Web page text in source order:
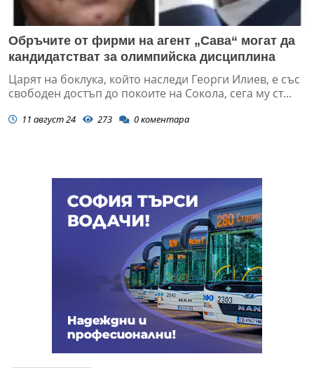
Обръчите от фирми на агент „Сава“ могат да
кандидатстват за олимпийска дисциплина
Царят на боклука, който наследи Георги Илиев, е със
свободен достъп до покоите на Сокола, сега му ст...
11 август 24 273 0коментара